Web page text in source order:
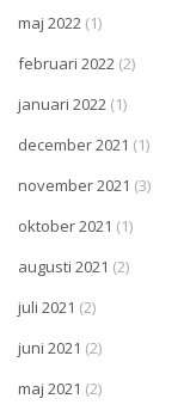
maj 2022 (1)
februari 2022 (2)
januari 2022 (1)
december 2021 (1)
november 2021 (3)
oktober 2021 (1)
augusti 2021 (2)
juli 2021 (2)
juni 2021 (2)
maj 2021 (2)